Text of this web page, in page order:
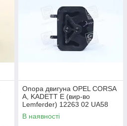
Опора двигуна OPEL CORSA
A, KADETT E (вир-во
Lemferder) 12263 02 UA58
В наявності